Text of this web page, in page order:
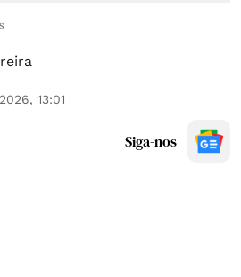
13:01
Siga-nos